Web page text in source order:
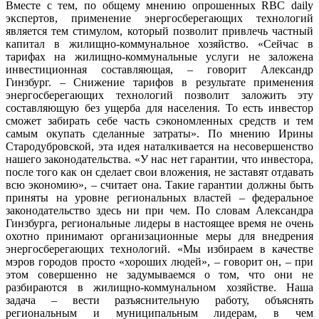
Вместе с тем, по общему мнению опрошенных RBC daily
экспертов, применение энергосберегающих технологий
является тем стимулом, который позволит привлечь частный
капитал в жилищно-коммунальное хозяйство. «Сейчас в
тарифах на жилищно-коммунальные услуги не заложена
инвестиционная составляющая, – говорит Александр
Гинзбург. – Снижение тарифов в результате применения
энергосберегающих технологий позволит заложить эту
составляющую без ущерба для населения. То есть инвестор
сможет забирать себе часть сэкономленных средств и тем
самым окупать сделанные затраты». По мнению Ирины
Стародубровской, эта идея наталкивается на несовершенство
нашего законодательства. «У нас нет гарантии, что инвестора,
после того как он сделает свои вложения, не заставят отдавать
всю экономию», – считает она. Такие гарантии должны быть
приняты на уровне региональных властей – федеральное
законодательство здесь ни при чем. По словам Александра
Гинзбурга, региональные лидеры в настоящее время не очень
охотно принимают организационные меры для внедрения
энергосберегающих технологий. «Мы избираем в качестве
мэров городов просто «хороших людей», – говорит он, – при
этом совершенно не задумываемся о том, что они не
разбираются в жилищно-коммунальном хозяйстве. Наша
задача – вести разъяснительную работу, объяснять
региональным и муниципальным лидерам, в чем